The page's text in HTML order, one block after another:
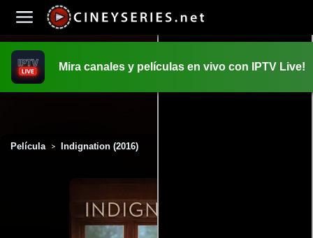
Mira canales y películas en vivo con IPTV Live!
Película > Indignation (2016)